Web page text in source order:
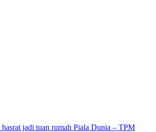
jadi tuan rumah Piala Dunia – TPM